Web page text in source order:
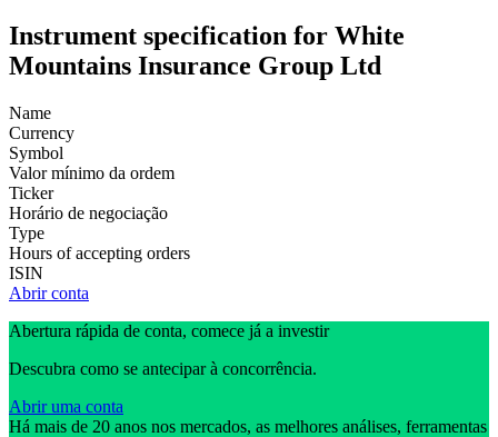
Instrument specification for White
Mountains Insurance Group Ltd
Name
Currency
Symbol
Valor mínimo da ordem
Ticker
Horário de negociação
Type
Hours of accepting orders
ISIN
Abrir conta
Abertura rápida de conta, comece já a investir
Descubra como se antecipar à concorrência.
Abrir uma conta
Há mais de 20 anos nos mercados, as melhores análises, ferramentas